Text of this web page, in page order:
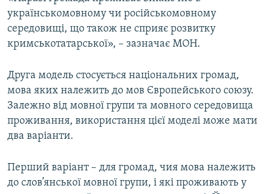
українськомовному чи російськомовному
середовищі, що також не сприяє розвитку
кримськотатарської», – зазначає МОН.
Друга модель стосується національних громад,
мова яких належить до мов Європейського союзу.
Залежно від мовної групи та мовного середовища
проживання, використання цієї моделі може мати
два варіанти.
Перший варіант – для громад, чия мова належить
до слов’янської мовної групи, і які проживають у